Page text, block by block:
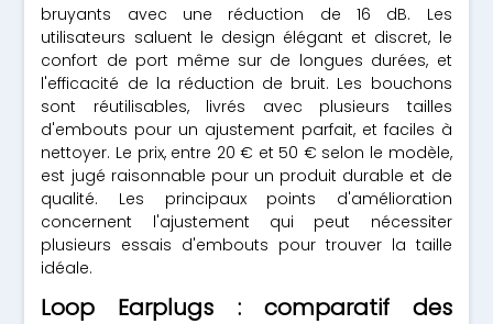
bruyants avec une réduction de 16 dB. Les
utilisateurs saluent le design élégant et discret, le
confort de port même sur de longues durées, et
l'efficacité de la réduction de bruit. Les bouchons
sont réutilisables, livrés avec plusieurs tailles
d'embouts pour un ajustement parfait, et faciles à
nettoyer. Le prix, entre 20 € et 50 € selon le modèle,
est jugé raisonnable pour un produit durable et de
qualité. Les principaux points d'amélioration
concernent l'ajustement qui peut nécessiter
plusieurs essais d'embouts pour trouver la taille
idéale.
Loop Earplugs : comparatif des